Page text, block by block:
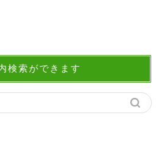
検索ができます